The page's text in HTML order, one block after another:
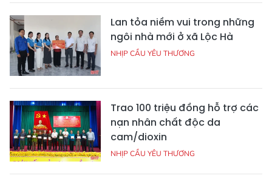
Lan tỏa niềm vui trong những
ngôi nhà mới ở xã Lộc Hà
NHỊP CẦU YÊU THƯƠNG
Trao 100 triệu đồng hỗ trợ các
nạn nhân chất độc da
cam/dioxin
NHỊP CẦU YÊU THƯƠNG